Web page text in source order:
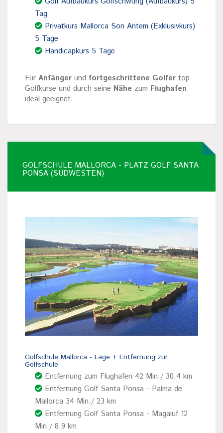
Tag
Privatkurs Mallorca Son Antem (Exklusivkurs)
5 Tage
Handicapkurs 5 Tage
Für Anfänger und fortgeschrittene Golfer top
Golfkurse und durch seine Nähe zum Flughafen
ideal geeignet.
GOLFSCHULE MALLORCA - PLATZ GOLF SANTA
PONSA (SÜDWESTEN)
Golfschule Mallorca - Lage + Entfernung zur
Golfschule
Entfernung zum Flughafen 42 Min./ 30,4 km
Entfernung Golf Santa Ponsa - Palma de
Mallorca 34 Min./ 23 km
Entfernung Golf Santa Ponsa - Magaluf 12
Min./ 8,9 km